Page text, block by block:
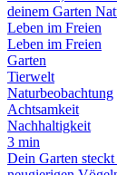
deinem Garten
Leben im Freien
Leben im Freien
Garten
Tierwelt
Naturbeobachtung
Achtsamkeit
Nachhaltigkeit
3 min
Dein Garten